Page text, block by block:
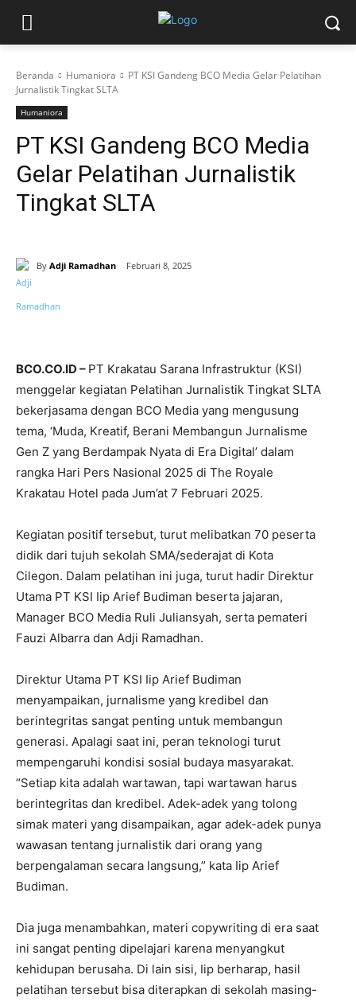
Beranda Humaniora
PT KSI Gandeng BCO Media Gelar Pelatihan
Jurnalistik Tingkat SLTA
Humaniora
PT KSI Gandeng BCO Media
Gelar Pelatihan Jurnalistik
Tingkat SLTA
By Adji Ramadhan Februari 8, 2025
BCO.CO.ID – PT Krakatau Sarana Infrastruktur (KSI)
menggelar kegiatan Pelatihan Jurnalistik Tingkat SLTA
bekerjasama dengan BCO Media yang mengusung
tema, ‘Muda, Kreatif, Berani Membangun Jurnalisme
Gen Z yang Berdampak Nyata di Era Digital’ dalam
rangka Hari Pers Nasional 2025 di The Royale
Krakatau Hotel pada Jum’at 7 Februari 2025.
Kegiatan positif tersebut, turut melibatkan 70 peserta
didik dari tujuh sekolah SMA/sederajat di Kota
Cilegon. Dalam pelatihan ini juga, turut hadir Direktur
Utama PT KSI Iip Arief Budiman beserta jajaran,
Manager BCO Media Ruli Juliansyah, serta pemateri
Fauzi Albarra dan Adji Ramadhan.
Direktur Utama PT KSI Iip Arief Budiman
menyampaikan, jurnalisme yang kredibel dan
berintegritas sangat penting untuk membangun
generasi. Apalagi saat ini, peran teknologi turut
mempengaruhi kondisi sosial budaya masyarakat.
“Setiap kita adalah wartawan, tapi wartawan harus
berintegritas dan kredibel. Adek-adek yang tolong
simak materi yang disampaikan, agar adek-adek punya
wawasan tentang jurnalistik dari orang yang
berpengalaman secara langsung,” kata Iip Arief
Budiman.
Dia juga menambahkan, materi copywriting di era saat
ini sangat penting dipelajari karena menyangkut
kehidupan berusaha. Di lain sisi, Iip berharap, hasil
pelatihan tersebut bisa diterapkan di sekolah masing-